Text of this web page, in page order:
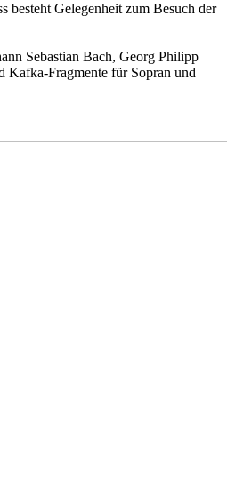
besteht Gelegenheit zum Besuch der
Sebastian Bach, Georg Philipp
Kafka-Fragmente für Sopran und